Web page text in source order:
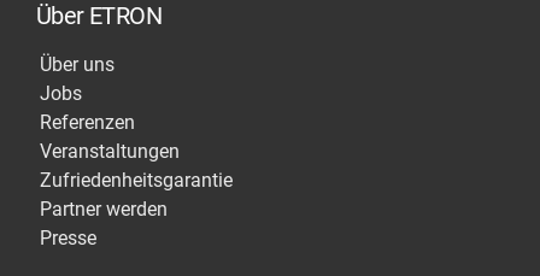
Über ETRON
Über uns
Jobs
Referenzen
Veranstaltungen
Zufriedenheitsgarantie
Partner werden
Presse